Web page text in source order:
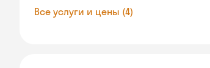
Все услуги и цены (4)